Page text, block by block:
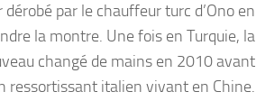
par le chauffeur turc d’Ono en
la montre. Une fois en Turquie, la
changé de mains en 2010 avant
ressortissant italien vivant en Chine.